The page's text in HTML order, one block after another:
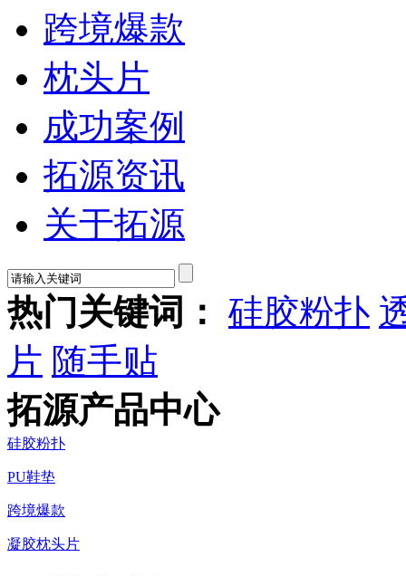
跨境爆款
枕头片
成功案例
拓源资讯
关于拓源
热门关键词： 硅胶粉扑
片 随手贴
拓源产品中心
硅胶粉扑
PU鞋垫
跨境爆款
凝胶枕头片